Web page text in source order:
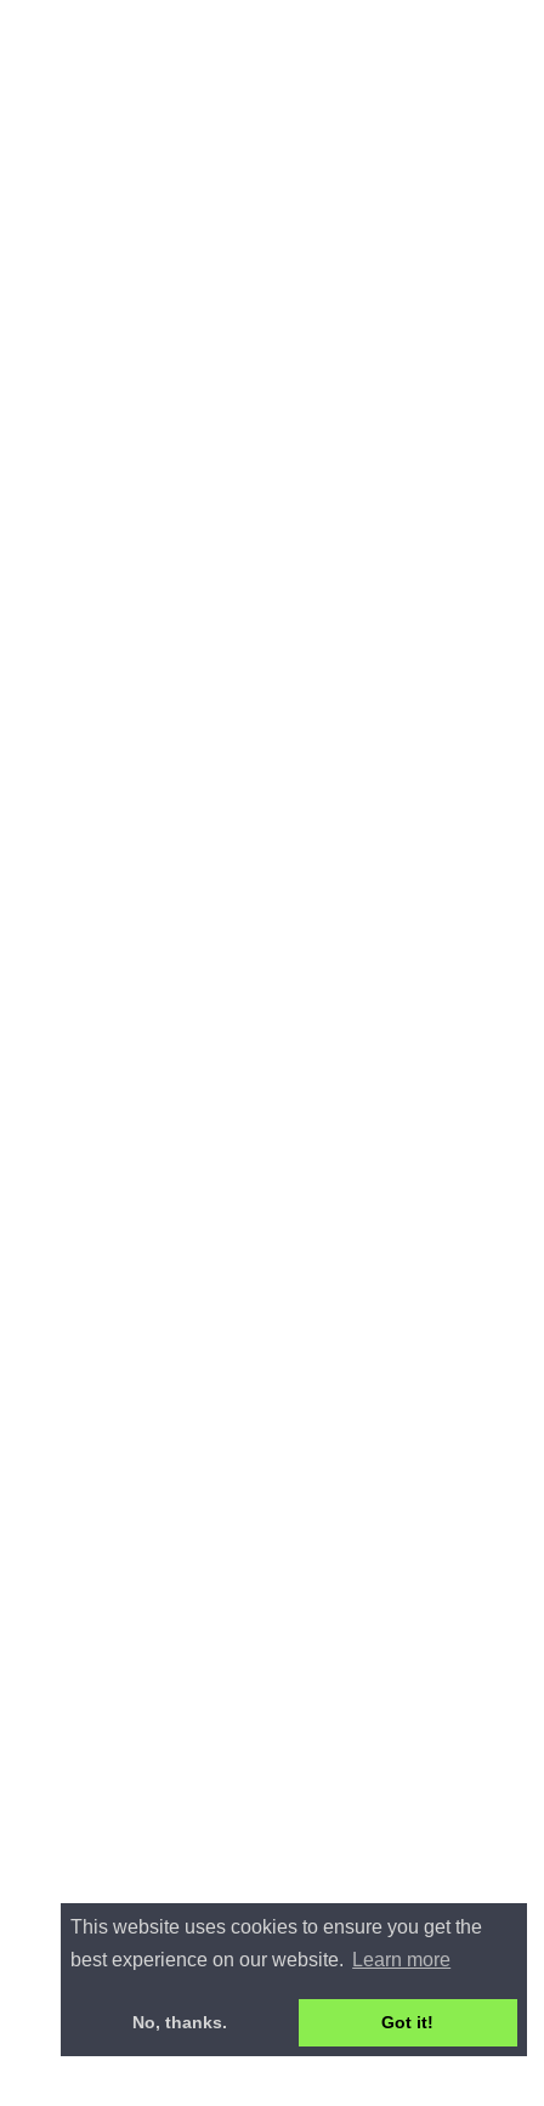
This website uses cookies to ensure you get the
best experience on our website.
Learn more
No, thanks. Got it!